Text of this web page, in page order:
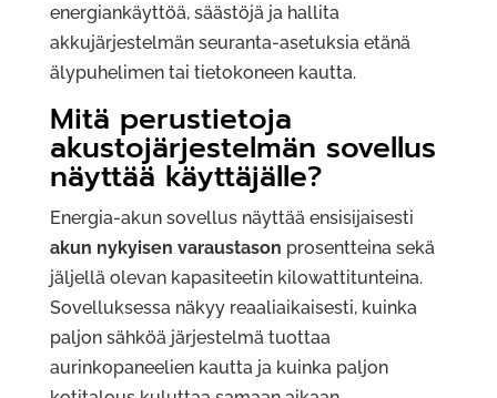
energiankäyttöä, säästöjä ja hallita
akkujärjestelmän seuranta-asetuksia etänä
älypuhelimen tai tietokoneen kautta.
Mitä perustietoja
akustojärjestelmän sovellus
näyttää käyttäjälle?
Energia-akun sovellus näyttää ensisijaisesti
akun nykyisen varaustason prosentteina sekä
jäljellä olevan kapasiteetin kilowattitunteina.
Sovelluksessa näkyy reaaliaikaisesti, kuinka
paljon sähköä järjestelmä tuottaa
aurinkopaneelien kautta ja kuinka paljon